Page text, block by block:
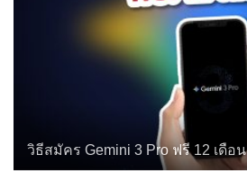
วิธีสมัคร Gemini 3 Pro ฟรี 12 เดือน